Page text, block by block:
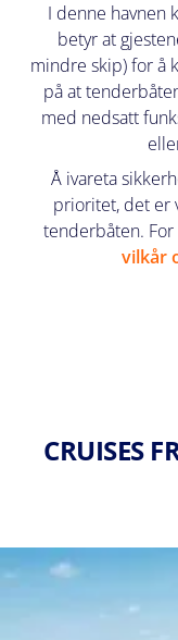
I denne havnen
betyr at
mindre skip) for å
på at
med nedsatt
Å ivareta
prioritet, det er
tenderbåten.
vilkår
CRUISES